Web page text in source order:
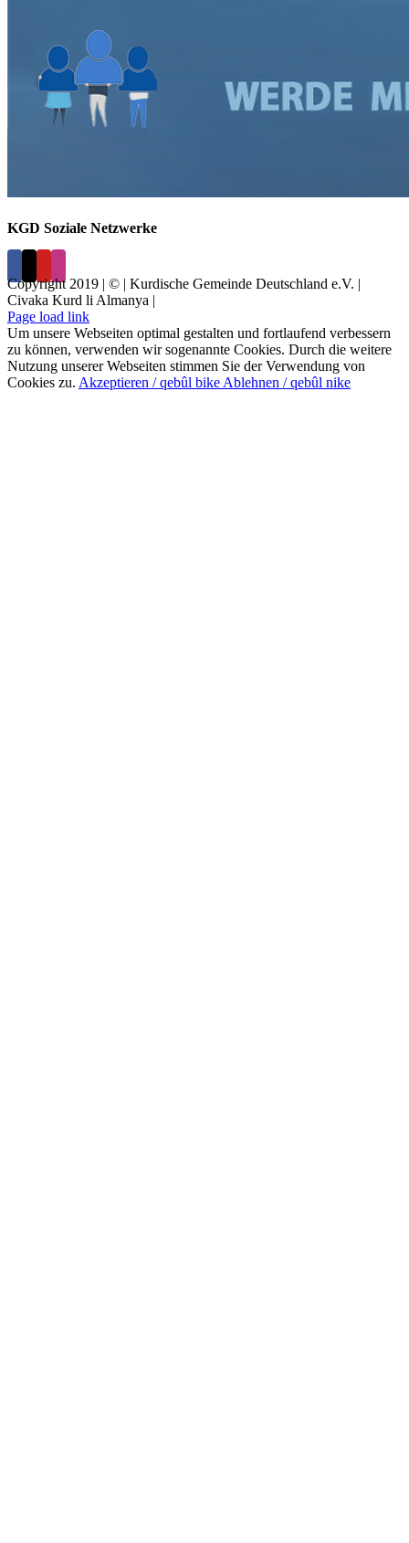
KGD Soziale Netzwerke
Copyright 2019 | © | Kurdische Gemeinde Deutschland e.V. |
Civaka Kurd li Almanya |
Page load link
Um unsere Webseiten optimal gestalten und fortlaufend verbessern
zu können, verwenden wir sogenannte Cookies. Durch die weitere
Nutzung unserer Webseiten stimmen Sie der Verwendung von
Cookies zu. Akzeptieren / qebûl bike Ablehnen / qebûl nike